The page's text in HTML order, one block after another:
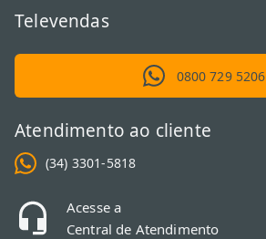
Televendas
0800 729 5206
Atendimento ao cliente
(34) 3301-5818
Acesse a
Central de Atendimento